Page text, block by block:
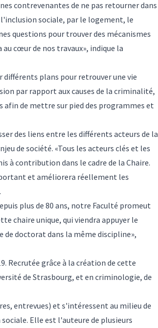
contrevenantes de ne pas retourner dans
sociale, par le logement, le
questions pour trouver des mécanismes
cœur de nos travaux», indique la
plans pour retrouver une vie
par rapport aux causes de la criminalité,
de mettre sur pied des programmes et
des liens entre les différents acteurs de la
de société. «Tous les acteurs clés et les
à contribution dans le cadre de la Chaire.
et améliorera réellement les
plus de 80 ans, notre Faculté promeut
chaire unique, qui viendra appuyer le
doctorat dans la même discipline»,
Recrutée grâce à la création de cette
de Strasbourg, et en criminologie, de
entrevues) et s'intéressent au milieu de
Elle est l'auteure de plusieurs